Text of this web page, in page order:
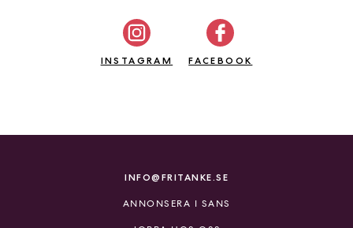
INSTAGRAM FACEBOOK
INFO@FRITANKE.SE
ANNONSERA I SANS